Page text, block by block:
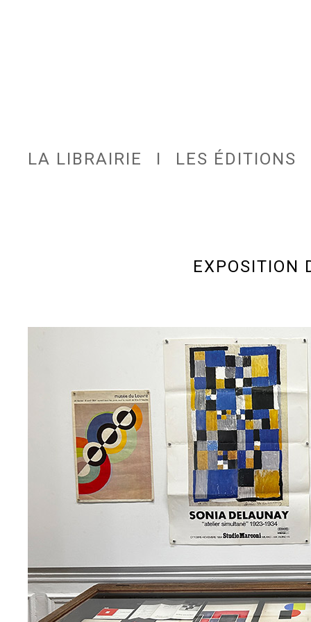
LA LIBRAIRIE I LES ÉDITIONS
EXPOSITION